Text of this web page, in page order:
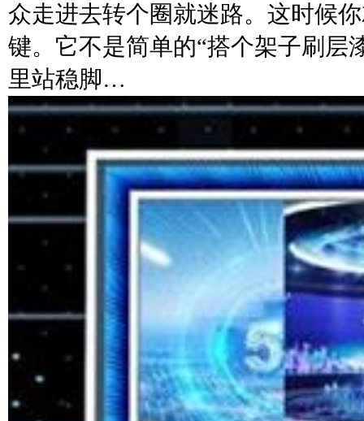
众走进去转个圈就迷路。这时候
键。它不是简单的“搭个架子刷层
里站稳脚…